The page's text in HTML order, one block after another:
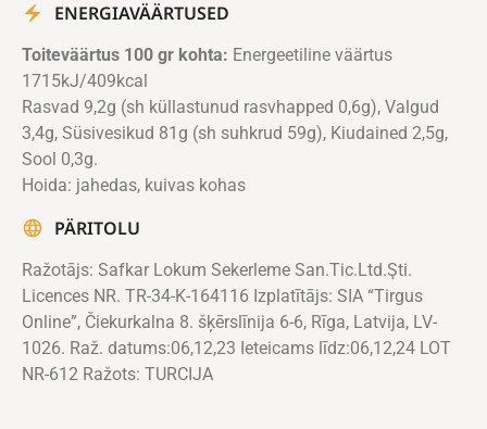
ENERGIAVÄÄRTUSED
Toiteväärtus 100 gr kohta: Energeetiline väärtus
1715kJ/409kcal
Rasvad 9,2g (sh küllastunud rasvhapped 0,6g), Valgud
3,4g, Süsivesikud 81g (sh suhkrud 59g), Kiudained 2,5g,
Sool 0,3g.
Hoida: jahedas, kuivas kohas
PÄRITOLU
Ražotājs: Safkar Lokum Sekerleme San.Tic.Ltd.Şti.
Licences NR. TR-34-K-164116 Izplatītājs: SIA “Tirgus
Online”, Čiekurkalna 8. šķērslīnija 6-6, Rīga, Latvija, LV-
1026. Raž. datums:06,12,23 Ieteicams līdz:06,12,24 LOT
NR-612 Ražots: TURCIJA